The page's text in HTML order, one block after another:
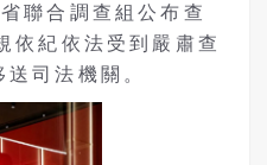
聯合調查組公布查
依紀依法受到嚴肅查
司法機關。